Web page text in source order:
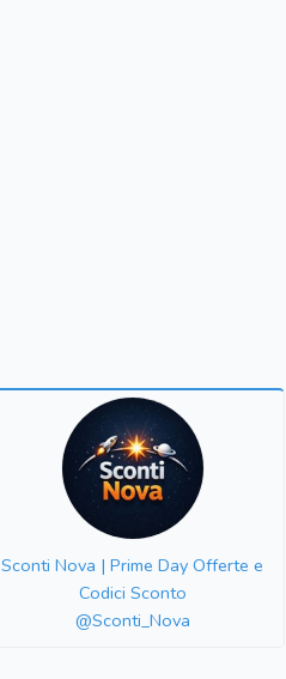
Sconti Nova | Prime Day Offerte e
Codici Sconto
@Sconti_Nova